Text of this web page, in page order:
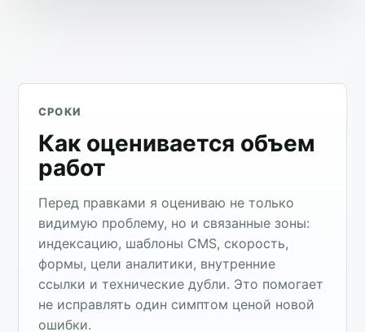
СРОКИ
Как оценивается объем
работ
Перед правками я оцениваю не только
видимую проблему, но и связанные зоны:
индексацию, шаблоны CMS, скорость,
формы, цели аналитики, внутренние
ссылки и технические дубли. Это помогает
не исправлять один симптом ценой новой
ошибки.